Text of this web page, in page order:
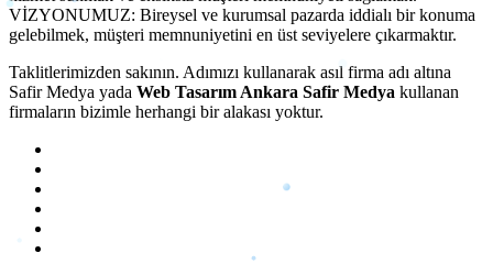
VİZYONUMUZ: Bireysel ve kurumsal pazarda iddialı bir konuma
gelebilmek, müşteri memnuniyetini en üst seviyelere çıkarmaktır.
Taklitlerimizden sakının. Adımızı kullanarak asıl firma adı altına
Safir Medya yada Web Tasarım Ankara Safir Medya kullanan
firmaların bizimle herhangi bir alakası yoktur.